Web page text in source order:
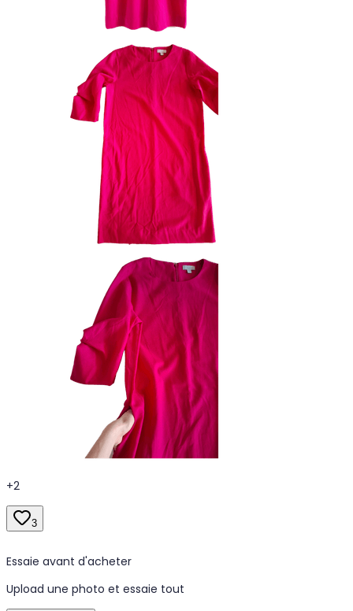
+2
3
Essaie avant d'acheter
Upload une photo et essaie tout